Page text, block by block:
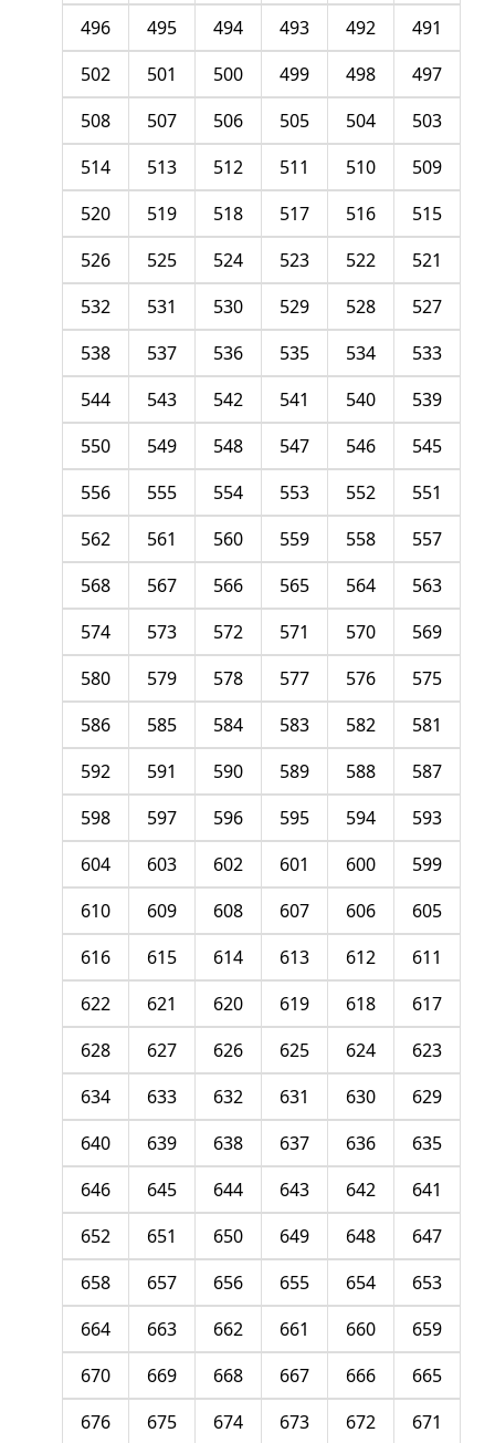
491
492
493
494
495
496
497
498
499
500
501
502
503
504
505
506
507
508
509
510
511
512
513
514
515
516
517
518
519
520
521
522
523
524
525
526
527
528
529
530
531
532
533
534
535
536
537
538
539
540
541
542
543
544
545
546
547
548
549
550
551
552
553
554
555
556
557
558
559
560
561
562
563
564
565
566
567
568
569
570
571
572
573
574
575
576
577
578
579
580
581
582
583
584
585
586
587
588
589
590
591
592
593
594
595
596
597
598
599
600
601
602
603
604
605
606
607
608
609
610
611
612
613
614
615
616
617
618
619
620
621
622
623
624
625
626
627
628
629
630
631
632
633
634
635
636
637
638
639
640
641
642
643
644
645
646
647
648
649
650
651
652
653
654
655
656
657
658
659
660
661
662
663
664
665
666
667
668
669
670
671
672
673
674
675
676